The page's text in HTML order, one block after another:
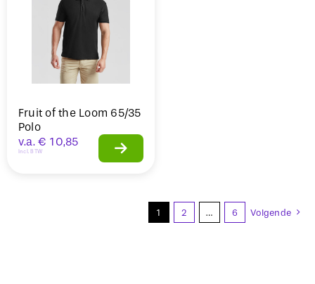
Fruit of the Loom 65/35
Polo
v.a. € 10,85
Incl. BTW
1 2 … 6 Volgende